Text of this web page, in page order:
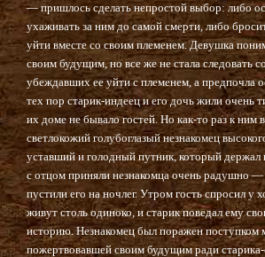
— пришлось сделать непростой выбор: либо
ухаживать за ним до самой смерти, либо
уйти вместе со своим племенем. Девушка
своим будущим, но все же не стала следовать
убеждавших ее уйти с племенем, а предпочла
тех пор старик-индеец и его дочь жили очень
их доме не бывало гостей. Но как-то раз к ним
светлокожий голубоглазый незнакомец
уставший и голодный путник, который держал
с отцом приняли незнакомца очень радушно
пустили его на ночлег. Утром гость спросил у
живут столь одиноко, и старик поведал ему
историю. Незнакомец был поражен поступком
пожертвовавшей своим будущим ради